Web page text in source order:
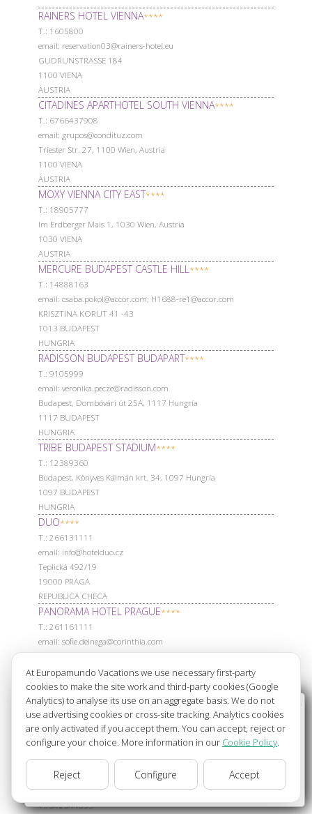
RAINERS HOTEL VIENNA****
Т.: 1605800
email: reservation03@rainers-hotel.eu
GUDRUNSTRASSE 184
1100 VIENA
AUSTRIA
CITADINES APARTHOTEL SOUTH VIENNA****
Т.: 6766437908
email: grupos@condituz.com
Triester Str. 27, 1100 Wien, Austria
1100 VIENA
AUSTRIA
MOXY VIENNA CITY EAST****
Т.: 18905777
Im Erdberger Mais 1, 1030 Wien, Austria
1030 VIENA
AUSTRIA
MERCURE BUDAPEST CASTLE HILL ****
Т.: 14888163
email: csaba.pokol@accor.com; H1688-re1@accor.com
KRISZTINA KORUT 41 -43
1013 BUDAPEST
HUNGRIA
RADISSON BUDAPEST BUDAPART****
Т.: 9105999
email: veronika.pecze@radisson.com
Budapest, Dombóvári út 25A, 1117 Hungría
1117 BUDAPEST
HUNGRIA
TRIBE BUDAPEST STADIUM****
Т.: 12389360
Budapest, Könyves Kálmán krt. 34, 1097 Hungría
1097 BUDAPEST
HUNGRIA
DUO****
Т.: 266131111
email: info@hotelduo.cz
Teplická 492/19
19000 PRAGA
REPUBLICA CHECA
PANORAMA HOTEL PRAGUE****
Т.: 261161111
email: sofie.deinega@corinthia.com
MILEVSKA 1695/7
14063 PRAGA
REPUBLICA CHECA
COMFORT PRAGUE CITY EAST****
Т.: 234712454
email: reception.corp@c.hotels.cz
Becvarova, 14 10000 Prague - Czechia
10000 PRAGA
REPUBLICA CHECA
ALPHOTEL INNSBRUCK****
Т.: 512344333
Wellcome to Europamundo Vacations, your in the
international site of:
Bienvenido a Europamundo Vacaciones, está usted en el
sitio internacional de:
USA(en) change/cambiar
At Europamundo Vacations we use necessary first-party
cookies to make the site work and third-party cookies (Google
Analytics) to analyse its use on an aggregate basis. We do not
use advertising cookies or cross-site tracking. Analytics cookies
are only activated if you accept them. You can accept, reject or
configure your choice. More information in our Cookie Policy.
Reject Configure Accept